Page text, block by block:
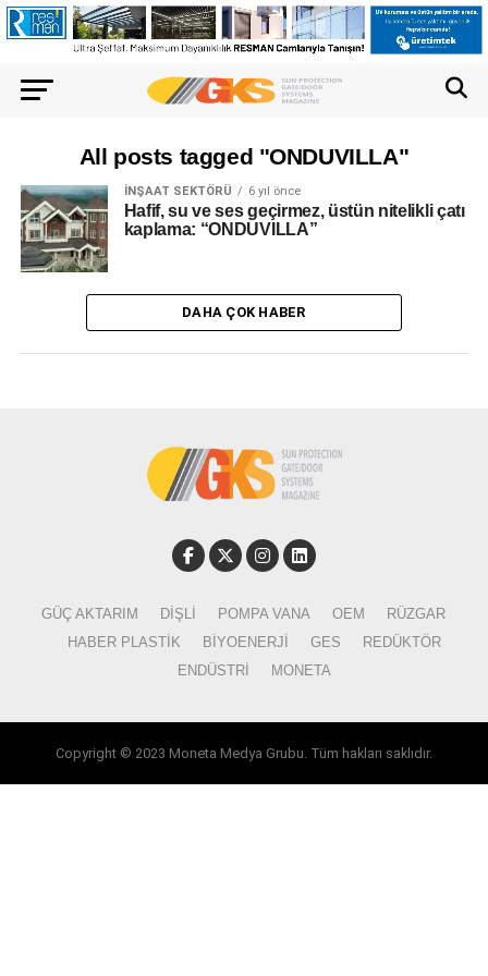
All posts tagged "ONDUVILLA"
İNŞAAT SEKTÖRÜ 6 yıl önce
Hafif, su ve ses geçirmez, üstün nitelikli çatı
kaplama: “ONDUVILLA”
DAHA ÇOK HABER
GÜÇ AKTARIM DIŞLI POMPA VANA OEM
RÜZGAR
HABER PLASTIK
BIYOENERJI GES
REDÜKTÖR
ENDÜSTRI
MONETA
Copyright © 2023 Moneta Medya Grubu. Tüm hakları saklıdır.